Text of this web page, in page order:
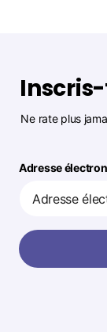
Ne rate plus
Adresse